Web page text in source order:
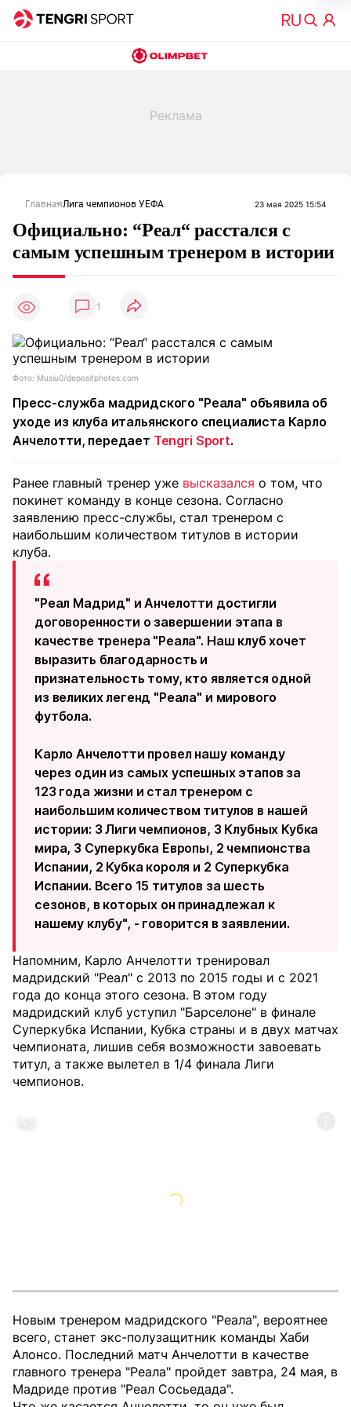
ГлавнаяЛига чемпионов УЕФА 23 мая 2025 15:54
Официально: “Реал“ расстался с
самым успешным тренером в истории
1
Фото: Musiu0/depositphotos.com
Пресс-служба мадридского "Реала" объявила об
уходе из клуба итальянского специалиста Карло
Анчелотти, передает Tengri Sport.
Ранее главный тренер уже высказался о том, что
покинет команду в конце сезона. Согласно
заявлению пресс-службы, стал тренером с
наибольшим количеством титулов в истории
клуба.
"Реал Мадрид" и Анчелотти достигли
договоренности о завершении этапа в
качестве тренера "Реала". Наш клуб хочет
выразить благодарность и
признательность тому, кто является одной
из великих легенд "Реала" и мирового
футбола.
Карло Анчелотти провел нашу команду
через один из самых успешных этапов за
123 года жизни и стал тренером с
наибольшим количеством титулов в нашей
истории: 3 Лиги чемпионов, 3 Клубных Кубка
мира, 3 Суперкубка Европы, 2 чемпионства
Испании, 2 Кубка короля и 2 Суперкубка
Испании. Всего 15 титулов за шесть
сезонов, в которых он принадлежал к
нашему клубу", - говорится в заявлении.
Напомним, Карло Анчелотти тренировал
мадридский "Реал" с 2013 по 2015 годы и с 2021
года до конца этого сезона. В этом году
мадридский клуб уступил "Барселоне" в финале
Суперкубка Испании, Кубка страны и в двух матчах
чемпионата, лишив себя возможности завоевать
титул, а также вылетел в 1/4 финала Лиги
чемпионов.
Новым тренером мадридского "Реала", вероятнее
всего, станет экс-полузащитник команды Хаби
Алонсо. Последний матч Анчелотти в качестве
главного тренера "Реала" пройдет завтра, 24 мая, в
Мадриде против "Реал Сосьедада".